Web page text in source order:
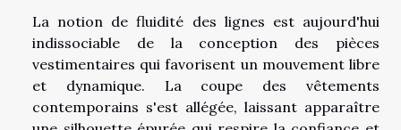
La notion de fluidité des lignes est aujourd'hui
indissociable de la conception des pièces
vestimentaires qui favorisent un mouvement libre
et dynamique. La coupe des vêtements
contemporains s'est allégée, laissant apparaître